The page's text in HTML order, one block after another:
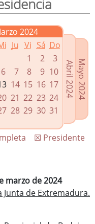
2024
Ju Vi Sá Do
1
2
3
6 7 8 9 10
14 15 16 17
21 22 23 24
28 29 30 31
Mayo 2024
Abril 2024
☒ Presidente
marzo de 2024
Junta de Extremadura.